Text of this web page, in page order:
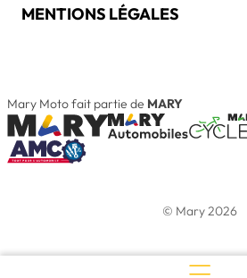
MENTIONS LÉGALES
Mary Moto fait partie de MARY
© Mary 2026